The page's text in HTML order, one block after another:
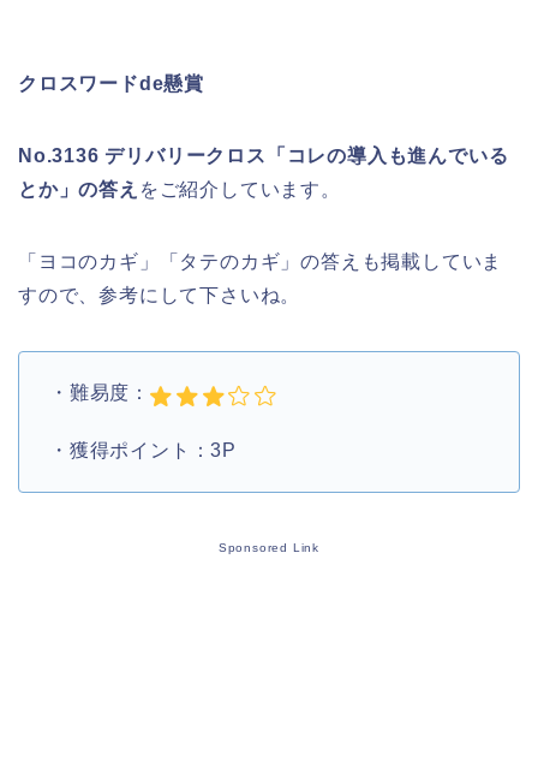
クロスワードde懸賞
No.3136 デリバリークロス「コレの導入も進んでいる
とか」の答え をご紹介しています。
「ヨコのカギ」「タテのカギ」の答えも掲載していま
すので、参考にして下さいね。
・難易度：
・獲得ポイント：3P
Sponsored Link